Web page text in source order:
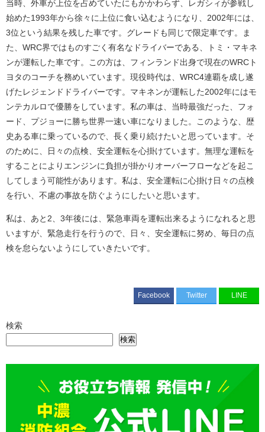
当時、外車が上位を占めていたにもかかわらず、レガシィが参戦し
始めた1993年から徐々に上位に食い込むようになり、2002年には、
3位という結果を残した車です。グレードも同じで限定車です。ま
た、WRC界ではものすごく有名なドライバーである、トミ・マキネ
ンが運転した車です。この方は、フィンランド出身で現在のWRCト
ヨタのコーチを務めいています。現役時代は、WRC4連覇を成し遂
げたレジェンドドライバーです。マキネンが運転した2002年にはモ
ンテカルロで優勝をしています。私の車は、当時最強だった、フォ
ード、プジョーに勝ち世界一速い車になりました。このような、歴
史ある車に乗っているので、長く乗り続けたいと思っています。そ
のために、日々の点検、安全運転を心掛けています。無理な運転を
することによりエンジンに負担が掛かりオーバーフローなどを起こ
してしまう可能性があります。私は、安全運転に心掛け日々の点検
を行い、不慮の事故を防ぐようにしたいと思います。
私は、あと2、3年後には、緊急車両を運転出来るようになれると思
いますが、緊急走行を行うので、日々、安全運転に努め、毎日の点
検を怠らないようにしていきたいです。
Facebook Twitter LINE
検索
検索